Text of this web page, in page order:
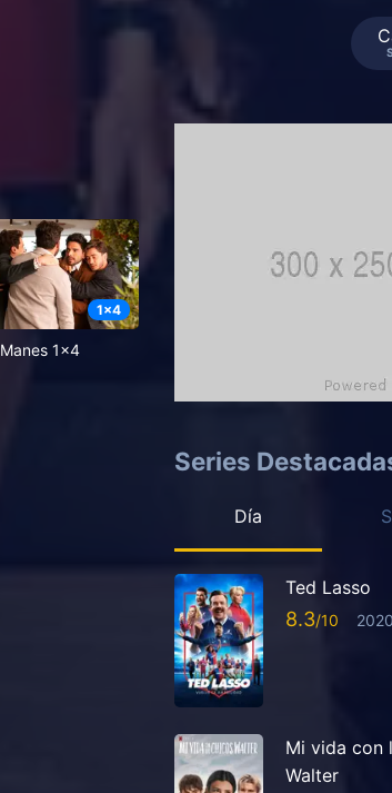
1x4
Manes 1x4
Series
Día
Ted Lasso
8.3 2020
Mi vida con
Walter